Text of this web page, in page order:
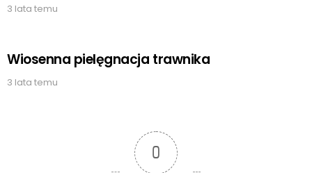
3 lata temu
Wiosenna pielęgnacja trawnika
3 lata temu
0